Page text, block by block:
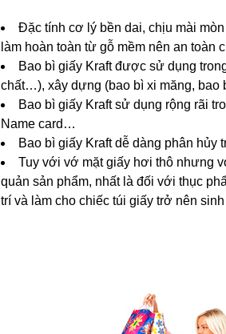
Đặc tính cơ lý bền dai, chịu mài
làm hoàn toàn từ gỗ mềm nên an toàn
Bao bì giấy Kraft được sử dụng
chất…), xây dựng (bao bì xi măng, bao
Bao bì giấy Kraft sử dụng rộng rãi
Name card…
Bao bì giấy Kraft dễ dàng phân
Tuy với vớ mặt giấy hơi thô nhưng
quản sản phẩm, nhất là đối với thục
trí và làm cho chiếc túi giấy trở nên